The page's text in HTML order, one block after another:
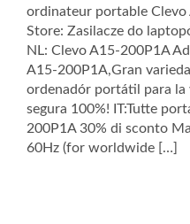
ordinateur portable Clevo
Store: Zasilacze do
NL: Clevo A15-200P1A
A15-200P1A,Gran
ordenadór portátil para la
segura 100%! IT:Tutte
200P1A 30% di sconto
60Hz (for worldwide […]